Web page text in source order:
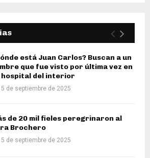
está Juan Carlos? Buscan a un
que fue visto por última vez en
hospital del interior
de septiembre de 2025
de 20 mil fieles peregrinaron al
Brochero
de septiembre de 2025